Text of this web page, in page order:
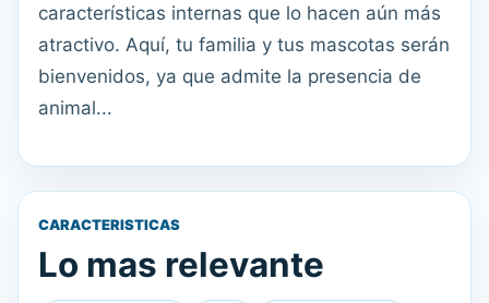
características internas que lo hacen aún más
atractivo. Aquí, tu familia y tus mascotas serán
bienvenidos, ya que admite la presencia de
animal...
CARACTERISTICAS
Lo mas relevante